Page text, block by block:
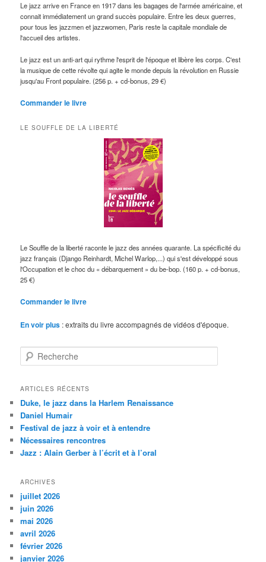
Le jazz arrive en France en 1917 dans les bagages de l'armée américaine, et
connait immédiatement un grand succès populaire. Entre les deux guerres,
pour tous les jazzmen et jazzwomen, Paris reste la capitale mondiale de
l'accueil des artistes.
Le jazz est un anti-art qui rythme l'esprit de l'époque et libère les corps. C'est
la musique de cette révolte qui agite le monde depuis la révolution en Russie
jusqu'au Front populaire. (256 p. + cd-bonus, 29 €)
Commander le livre
LE SOUFFLE DE LA LIBERTÉ
Le Souffle de la liberté raconte le jazz des années quarante. La spécificité du
jazz français (Django Reinhardt, Michel Warlop,...) qui s'est développé sous
l'Occupation et le choc du « débarquement » du be-bop. (160 p. + cd-bonus,
25 €)
Commander le livre
En voir plus : extraits du livre accompagnés de vidéos d'époque.
e
h
r
c
h
e
ARTICLES RÉCENTS
Duke, le jazz dans la Harlem Renaissance
Daniel Humair
Festival de jazz à voir et à entendre
Nécessaires rencontres
Jazz : Alain Gerber à l’écrit et à l’oral
ARCHIVES
juillet 2026
juin 2026
mai 2026
avril 2026
février 2026
janvier 2026